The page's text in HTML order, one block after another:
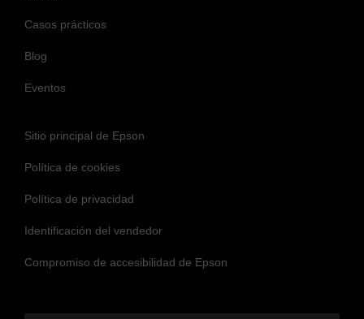
Casos prácticos
Blog
Eventos
Sitio principal de Epson
Política de cookies
Política de privacidad
Identificación del vendedor
Compromiso de accesibilidad de Epson